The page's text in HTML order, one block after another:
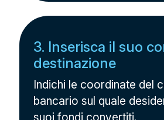
3. Inserisca il suo
destinazione
Indichi le coordinate del
bancario sul quale
suoi fondi convertiti.